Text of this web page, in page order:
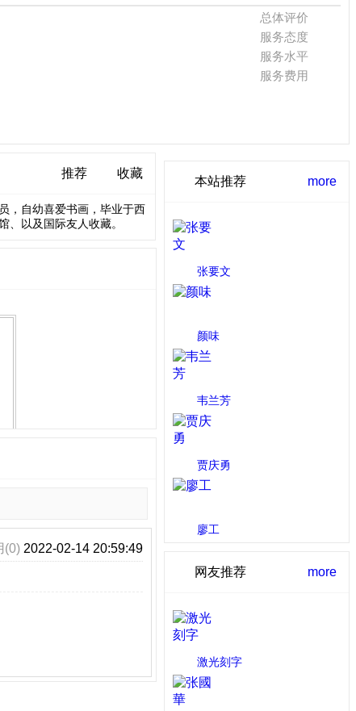
总体评价
服务态度
服务水平
服务费用
本站推荐 more
张要文
卡通 许昌市
颜味
综合型画师 重庆
韦兰芳
综合型画师 百色市
贾庆勇
卡通 淮安市
廖工
网友推荐 more
激光刻字
3 人推荐
推荐 收藏
，自幼喜爱书画，毕业于西
以及国际友人收藏。
(0) 2022-02-14 20:59:49